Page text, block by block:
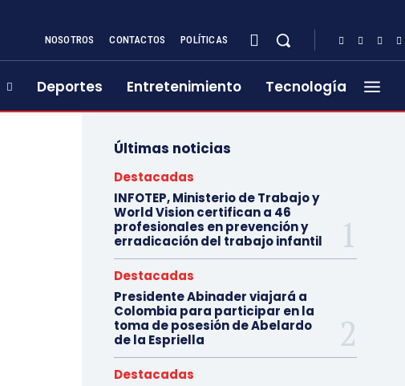
NOSOTROS CONTACTOS POLÍTICAS
Deportes Entretenimiento Tecnología
Últimas noticias
Destacadas
INFOTEP, Ministerio de Trabajo y
World Vision certifican a 46
profesionales en prevención y
erradicación del trabajo infantil
Destacadas
Presidente Abinader viajará a
Colombia para participar en la
toma de posesión de Abelardo
de la Espriella
Destacadas